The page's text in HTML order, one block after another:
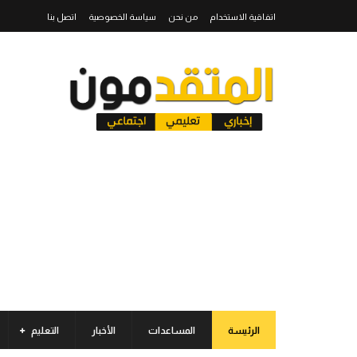
اتفاقية الاستخدام من نحن سياسة الخصوصية اتصل بنا
الرئيسة المساعدات الأخبار التعليم